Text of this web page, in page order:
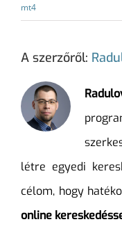
mt4
A szerzőről:
létre egyedi
célom, hogy
online